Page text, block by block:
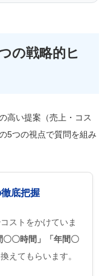
の戦略的ヒ
高い提案（売上・コス
5つの視点で質問を組み
底把握
ストをかけていま
〇〇時間」「年間〇
えてもらいます。